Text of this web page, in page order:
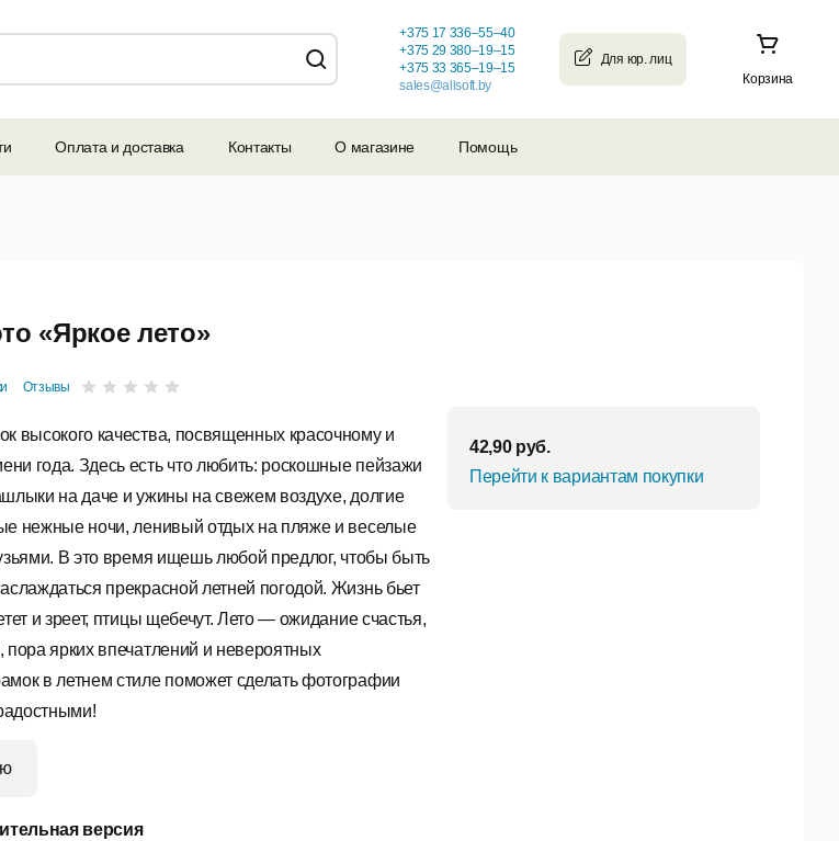
Корзина
+375 17 336–55–40
+375 29 380–19–15
+375 33 365–19–15
sales@allsoft.by
Оплата и доставка Контакты О магазине Помощь
«Яркое лето»
Отзывы
высокого качества, посвященных красочному и
года. Здесь есть что любить: роскошные пейзажи
на даче и ужины на свежем воздухе, долгие
нежные ночи, ленивый отдых на пляже и веселые
В это время ищешь любой предлог, чтобы быть
прекрасной летней погодой. Жизнь бьет
и зреет, птицы щебечут. Лето — ожидание счастья,
пора ярких впечатлений и невероятных
в летнем стиле поможет сделать фотографии
42,90руб.
Перейти к вариантам покупки
версия